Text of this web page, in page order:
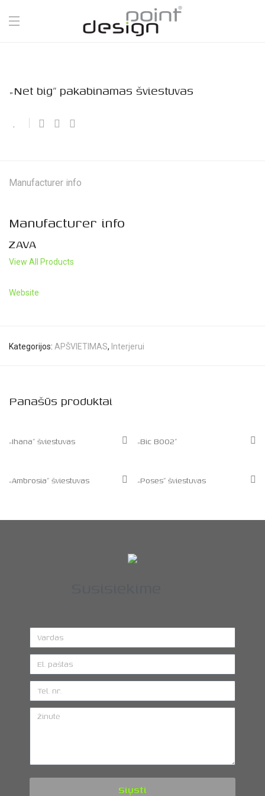
„Net big” pakabinamas šviestuvas
Manufacturer info
Manufacturer info
ZAVA
View All Products
Website
Kategorijos: APŠVIETIMAS, Interjerui
Panašūs produktai
„Ihana” šviestuvas „Bic B002”
„Ambrosia” šviestuvas „Poses” šviestuvas
Siųsti